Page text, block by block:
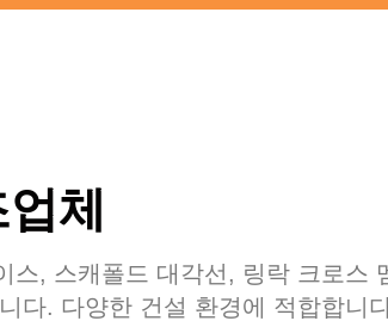
체
, 스캐폴드 대각선, 링락 크로스
다. 다양한 건설 환경에 적합합니